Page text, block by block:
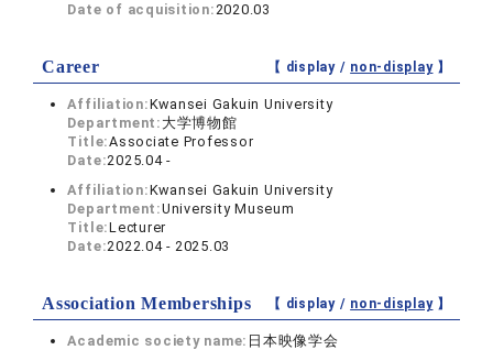
Date of acquisition:2020.03
Career 【 display / non-display】
Affiliation:Kwansei Gakuin University
Department: 大学博物館
Title:Associate Professor
Date:2025.04 -
Affiliation:Kwansei Gakuin University
Department:University Museum
Title:Lecturer
Date:2022.04 - 2025.03
Association Memberships 【 display / non-display】
Academic society name: 日本映像学会